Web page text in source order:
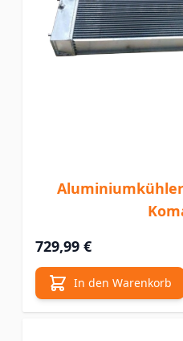
Aluminiumkühler
729,99 €
In den Warenkorb